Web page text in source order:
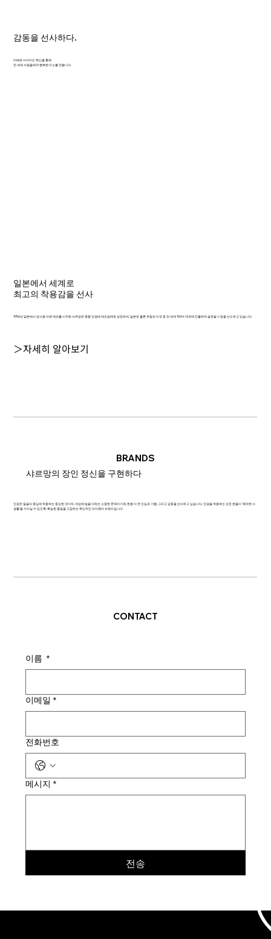
감동을 선사하다.
미래와 이어지는 혁신을 통해
전 세계 사람들에게 행복한 미소를 전합니다.
일본에서 세계로
최고의 착용감을 선사
1956년 일본에서 장식용 리벳 제조를 시작한 샤르망은 종합 안경테 제조업체로 성장하여, 일본은 물론 유럽과 미국 등 전 세계 100여 개국에 진출하며 글로벌 시장을 선도하고 있습니다.
＞자세히 알아보기
BRANDS
샤르망의 장인 정신을 구현하다
안경은 얼굴의 중심에 착용하는 중요한 것이자, 개성에 빛을 더하는 소중한 존재이기에, 한층 더 큰 안심과 기쁨, 그리고 감동을 선사하고 싶습니다. 안경을 착용하는 모든 분들이 '쾌적한 시
생활'을 누리실 수 있도록, 확실한 품질을 고집하는 혁신적인 아이웨어 브랜드입니다.
CONTACT
이름 *
이메일 *
전화번호
메시지 *
전송